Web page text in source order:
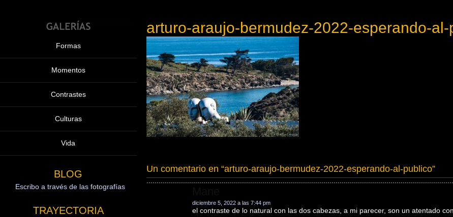
Formas
Momentos
Contrastes
Culturas
Vida
BLOG
Escribo a través de las fotografías
TRAYECTORIA
arturo-araujo-bermudez-2022-esperando-al-
Un comentario en “arturo-araujo-bermudez-2022-esperando-al-publico”
diciembre 5, 2022 a las 7:44 pm
el contraste de lo natural con las dos cabezas, a mi parecer, son un atentado